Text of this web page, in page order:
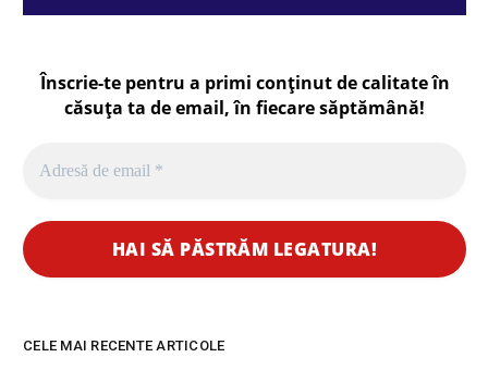
Înscrie-te pentru a primi conținut de calitate în
căsuța ta de email, în fiecaresăptămână!
CELE MAI RECENTE ARTICOLE